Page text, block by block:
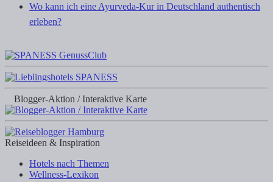
Wo kann ich eine Ayurveda-Kur in Deutschland authentisch
erleben?
Blogger-Aktion / Interaktive Karte
Reiseideen & Inspiration
Hotels nach Themen
Wellness-Lexikon